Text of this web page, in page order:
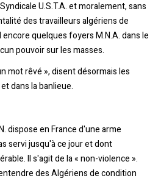
U.S.T.A. et moralement, sans
des travailleurs algériens de
quelques foyers M.N.A. dans le
pouvoir sur les masses.
mot rêvé », disent désormais les
dans la banlieue.
dispose en France d'une arme
servi jusqu'à ce jour et dont
Il s'agit de la « non-violence ».
des Algériens de condition